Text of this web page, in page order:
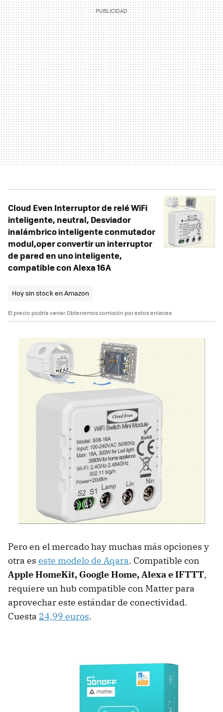
Cloud Even Interruptor de relé WiFi
inteligente, neutral, Desviador
inalámbrico inteligente conmutador
modul,oper convertir un interruptor
de pared en uno inteligente,
compatible con Alexa 16A
Hoy sin stock en Amazon
El precio podría variar. Obtenemos comisión por estos enlaces
Pero en el mercado hay muchas más opciones y
otra es este modelo de Aqara. Compatible con
Apple HomeKit, Google Home, Alexa e IFTTT,
requiere un hub compatible con Matter para
aprovechar este estándar de conectividad.
Cuesta 24,99 euros.